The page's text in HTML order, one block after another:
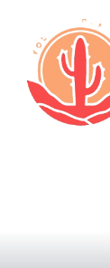
content